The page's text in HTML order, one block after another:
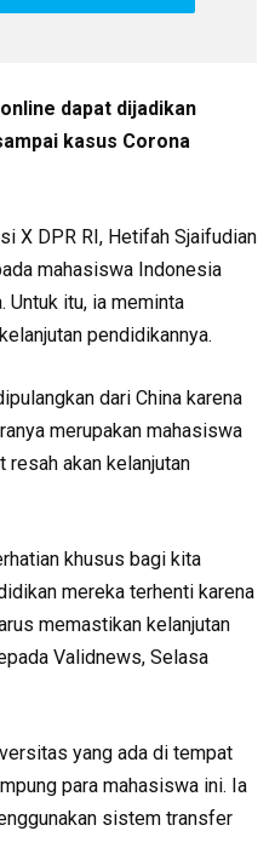
dapat dijadikan
kasus Corona
X DPR RI, Hetifah Sjaifudian
mahasiswa Indonesia
Untuk itu, ia meminta
pendidikannya.
dari China karena
merupakan mahasiswa
resah akan kelanjutan
khusus bagi kita
mereka terhenti karena
memastikan kelanjutan
Validnews, Selasa
yang ada di tempat
para mahasiswa ini. Ia
sistem transfer